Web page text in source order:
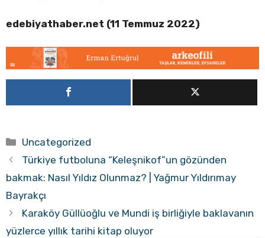
edebiyathaber.net (11 Temmuz 2022)
Kategoriler
Uncategorized
Türkiye futboluna “Keleşnikof”un gözünden
bakmak: Nasıl Yıldız Olunmaz? | Yağmur Yıldırımay
Bayrakçı
Karaköy Güllüoğlu ve Mundi iş birliğiyle baklavanın
yüzlerce yıllık tarihi kitap oluyor